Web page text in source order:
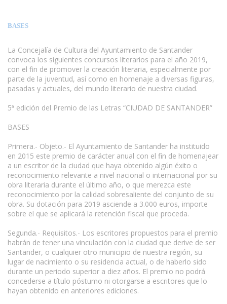
BASES
La Concejalía de Cultura del Ayuntamiento de Santander
convoca los siguientes concursos literarios para el año 2019,
con el fin de promover la creación literaria, especialmente por
parte de la juventud, así como en homenaje a diversas figuras,
pasadas y actuales, del mundo literario de nuestra ciudad.
5ª edición del Premio de las Letras “CIUDAD DE SANTANDER”
BASES
Primera.- Objeto.- El Ayuntamiento de Santander ha instituido
en 2015 este premio de carácter anual con el fin de homenajear
a un escritor de la ciudad que haya obtenido algún éxito o
reconocimiento relevante a nivel nacional o internacional por su
obra literaria durante el último año, o que merezca este
reconocimiento por la calidad sobresaliente del conjunto de su
obra. Su dotación para 2019 asciende a 3.000 euros, importe
sobre el que se aplicará la retención fiscal que proceda.
Segunda.- Requisitos.- Los escritores propuestos para el premio
habrán de tener una vinculación con la ciudad que derive de ser
Santander, o cualquier otro municipio de nuestra región, su
lugar de nacimiento o su residencia actual, o de haberlo sido
durante un periodo superior a diez años. El premio no podrá
concederse a título póstumo ni otorgarse a escritores que lo
hayan obtenido en anteriores ediciones.